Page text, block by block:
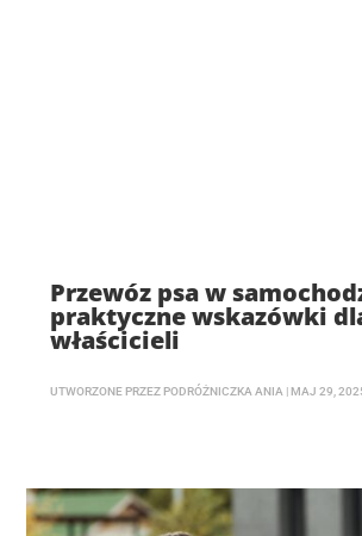
Przewóz psa w
praktyczne wskazówki
właścicieli
UTWORZONE PRZEZ PODRÓŻNICZKA ANIA | MAJ 29,